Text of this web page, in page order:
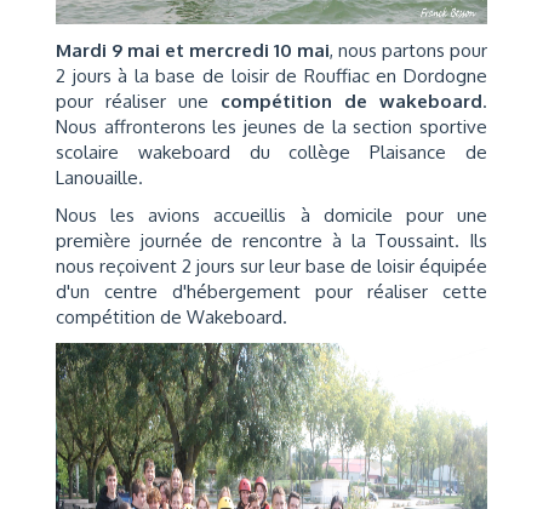
Mardi 9 mai et mercredi 10 mai, nous partons pour
2 jours à la base de loisir de Rouffiac en Dordogne
pour réaliser une compétition de wakeboard.
Nous affronterons les jeunes de la section sportive
scolaire wakeboard du collège Plaisance de
Lanouaille.
Nous les avions accueillis à domicile pour une
première journée de rencontre à la Toussaint. Ils
nous reçoivent 2 jours sur leur base de loisir équipée
d'un centre d'hébergement pour réaliser cette
compétition de Wakeboard.